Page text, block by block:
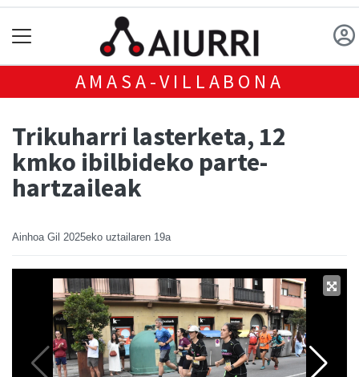
AMASA-VILLABONA
Trikuharri lasterketa, 12
kmko ibilbideko parte-
hartzaileak
Ainhoa Gil 2025eko uztailaren 19a